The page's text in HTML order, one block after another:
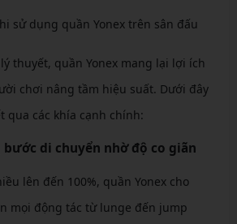
sử dụng quần Yonex trên sân đấu
thuyết, quần Yonex mang lại lợi ích
chơi nâng tầm hiệu suất. Dưới đây
qua các khía cạnh chính:
di chuyển nhờ độ co giãn
lên đến 100%, quần Yonex cho
mọi động tác từ lunge đến jump